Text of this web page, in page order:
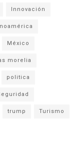
Innovación
México
morelia
politica
trump Turismo